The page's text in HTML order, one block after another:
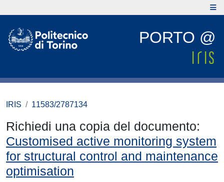
PORTO @
IRIS 11583/2787134
Richiedi una copia del documento:
Customised active monitoring system
for structural control and maintenance
optimisation